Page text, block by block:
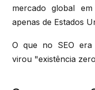
mercado global
apenas de Estados
O que no SEO era
virou "existência